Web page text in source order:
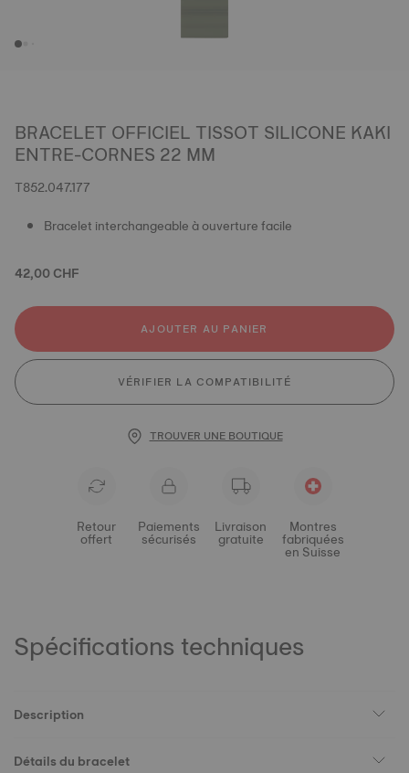
BRACELET OFFICIEL TISSOT SILICONE KAKI
ENTRE-CORNES 22 MM
T852.047.177
Bracelet interchangeable à ouverture facile
42,00 CHF
AJOUTER AU PANIER
VÉRIFIER LA COMPATIBILITÉ
TROUVER UNE BOUTIQUE
Retour
offert
Paiements
sécurisés
Livraison
gratuite
Montres
fabriquées
en Suisse
Spécifications techniques
Description
Détails du bracelet